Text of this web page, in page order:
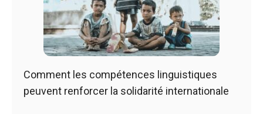
Comment les compétences linguistiques
peuvent renforcer la solidarité internationale